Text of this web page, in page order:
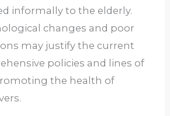
informally to the elderly.
changes and poor
may justify the current
policies and lines of
the health of